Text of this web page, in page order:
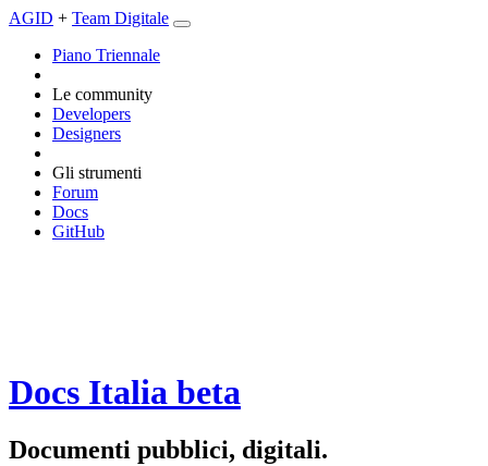
AGID + Team Digitale
Piano Triennale
Le community
Developers
Designers
Gli strumenti
Forum
Docs
GitHub
Docs Italia beta
Documenti pubblici, digitali.